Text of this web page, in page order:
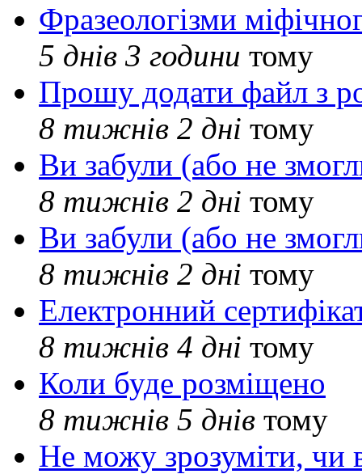
Фразеологізми
5 днів 3 години тому
Прошу додати файл з
8 тижнів 2 дні тому
Ви забули (або не
8 тижнів 2 дні тому
Ви забули (або не
8 тижнів 2 дні тому
Електронний
8 тижнів 4 дні тому
Коли буде розміщено
8 тижнів 5 днів тому
Не можу зрозуміти, чи